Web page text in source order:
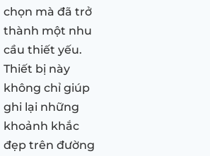
chọn mà đã trở
thành một nhu
cầu thiết yếu.
Thiết bị này
không chỉ giúp
ghi lại những
khoảnh khắc
đẹp trên đường